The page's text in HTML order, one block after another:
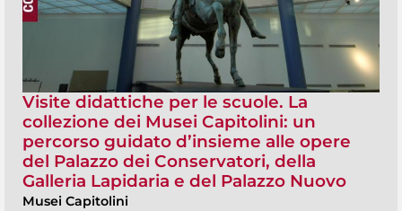
Visite didattiche per le scuole. La
collezione dei Musei Capitolini: un
percorso guidato d’insieme alle opere
del Palazzo dei Conservatori, della
Galleria Lapidaria e del Palazzo Nuovo
Musei Capitolini